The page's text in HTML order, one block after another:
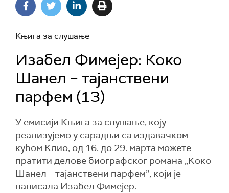
Књига за слушање
Изабел Фимејер: Коко
Шанел – тајанствени
парфем (13)
У емисији Књига за слушање, коју
реализујемо у сарадњи са издавачком
кућом Клио, од 16. до 29. марта можете
пратити делове биографског романа „Коко
Шанел – тајанствени парфем”, који је
написала Изабел Фимејер.